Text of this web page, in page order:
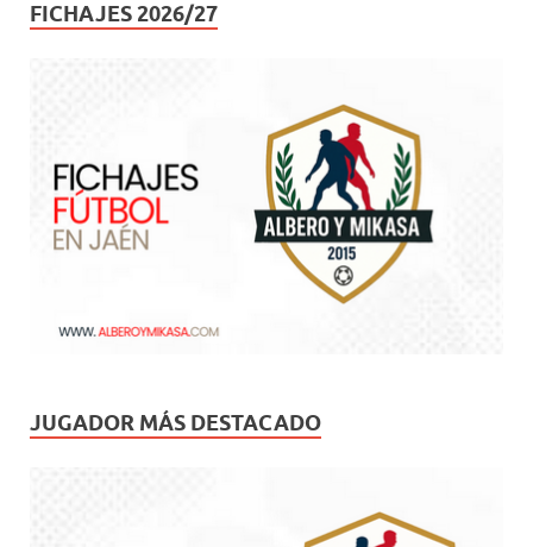
FICHAJES 2026/27
JUGADOR MÁS DESTACADO